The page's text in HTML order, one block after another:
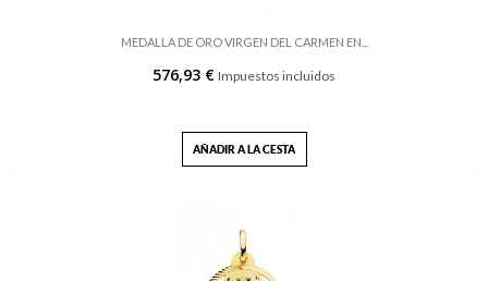
MEDALLA DE ORO VIRGEN DEL CARMEN EN...
576,93 € Impuestos incluidos
AÑADIR A LA CESTA